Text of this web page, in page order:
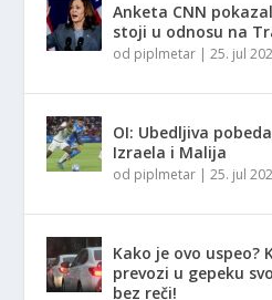
Anketa CNN
stoji u odnosu na
od piplmetar |25. jul
OI: Ubedljiva
Izraela i Malija
od piplmetar |25. jul
Kako je ovo uspeo?
prevozi u gepeku
bez reči!